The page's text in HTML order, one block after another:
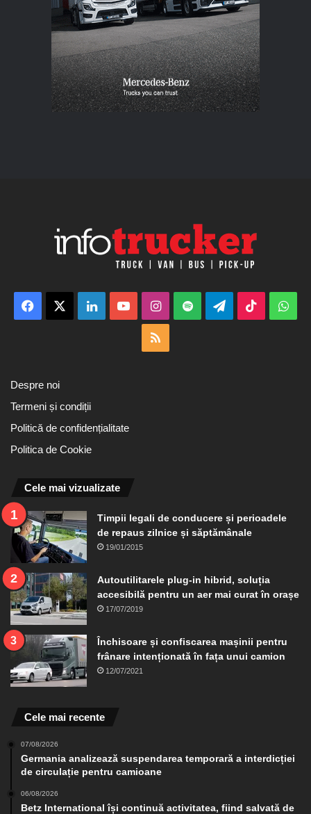
Facebook LinkedInYouTubeInstagram
Spotify TelegramTikTok
Despre noi
Termeni și condiții
Politică de confidențialitate
Politica de Cookie
Cele mai vizualizate
Timpii legali de conducere și perioadele
de repaus zilnice și săptămânale
19/01/2015
Autoutilitarele plug-in hibrid, soluția
accesibilă pentru un aer mai curat în orașe
17/07/2019
Închisoare și confiscarea mașinii pentru
frânare intenționată în fața unui camion
12/07/2021
Cele mai recente
07/08/2026
Germania analizează suspendarea temporară a interdicției
de circulație pentru camioane
06/08/2026
Betz International își continuă activitatea, fiind salvată de